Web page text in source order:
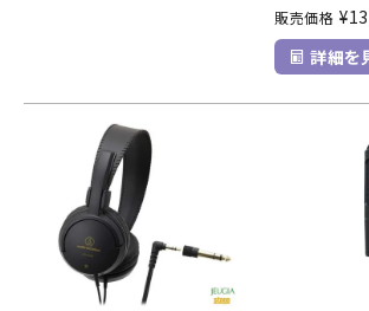
販売価格 ¥
詳細を